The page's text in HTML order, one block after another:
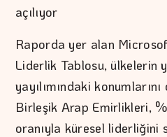
açılıyor
Raporda yer alan
Liderlik Tablosu, ülkelerin
yayılımındaki
Birleşik Arap Emirlikleri,
oranıyla küresel liderliğini